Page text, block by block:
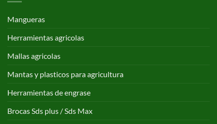
Mangueras
Herramientas agricolas
Mallas agricolas
Mantas y plasticos para agricultura
Herramientas de engrase
Brocas Sds plus / Sds Max